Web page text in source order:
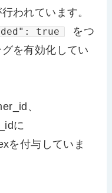
われています。
true
をつ
を有効化してい
、
に
を付与していま